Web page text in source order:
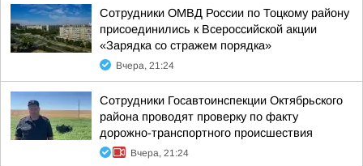
Сотрудники ОМВД России по Тоцкому району
присоединились к Всероссийской акции
«Зарядка со стражем порядка»
Вчера, 21:24
Сотрудники Госавтоинспекции Октябрьского
района проводят проверку по факту
дорожно-транспортного происшествия
Вчера, 21:24